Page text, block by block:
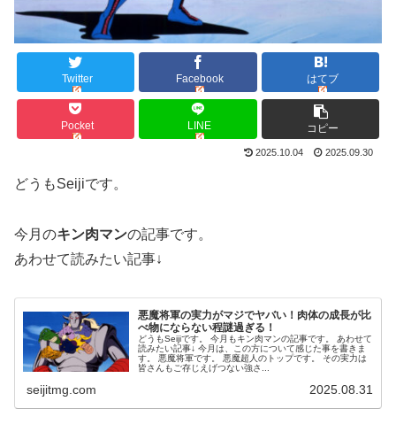
Twitter Facebook はてブ
Pocket LINE コピー
2025.10.04 2025.09.30
どうもSeijiです。
今月のキン肉マンの記事です。
あわせて読みたい記事↓
悪魔将軍の実力がマジでヤバい！肉体の成長が比
べ物にならない程謎過ぎる！
どうもSeijiです。 今月もキン肉マンの記事です。 あわせて
読みたい記事↓ 今月は、この方について感じた事を書きま
す。 悪魔将軍です。 悪魔超人のトップです。 その実力は
皆さんもご存じえげつない強さ...
seijitmg.com 2025.08.31